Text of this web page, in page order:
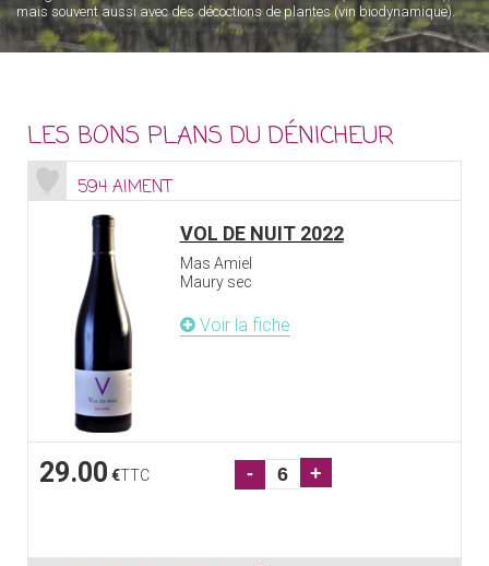
mais souvent aussi avec des décoctions de plantes (vin biodynamique).
LES BONS PLANS DU DÉNICHEUR
594 AIMENT
VOL DE NUIT 2022
Mas Amiel
Maury sec
Voir la fiche
29.00 €TTC - +